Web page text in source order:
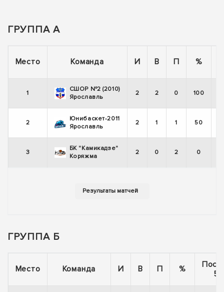
ГРУППА А
Место Команда И В П %
1
СШОР №2 (2010)
Ярославль
2 2 0 100
2
Юнибаскет-2011
Ярославль
2 1 1 50
3
БК "Камикадзе"
Коряжма
2 0 2 0
ГРУППА Б
Место Команда И В П %
5